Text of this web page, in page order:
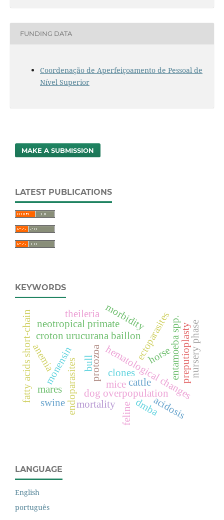
FUNDING DATA
Coordenação de Aperfeiçoamento de Pessoal de
Nível Superior
MAKE A SUBMISSION
LATEST PUBLICATIONS
KEYWORDS
hematological changes
ectoparasites
endoparasites dog overpopulation
croton urucurana baillon
fatty acids short-chain monensin protozoa
neotropical primate entamoeba spp.
clones
morbidity
mares
mortality
preputioplasty
feline
cattle
theileria
anemia
acidosis
nursery phase
swine
horse
bull
dmba
mice
LANGUAGE
English
português